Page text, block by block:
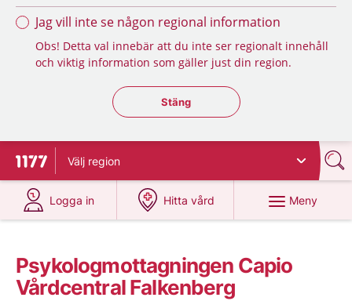
Jag vill inte se någon regional information
Obs! Detta val innebär att du inte ser regionalt innehåll
och viktig information som gäller just din region.
Stäng regionsväljaren
Stäng
Till startsidan för 1177
Välj region
Logga in
på 1177.se
Hitta vård
på 1177.se
Meny
Psykologmottagningen Capio
Vårdcentral Falkenberg